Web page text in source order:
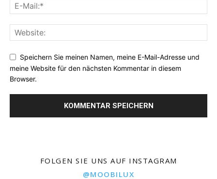
Speichern Sie meinen Namen, meine E-Mail-Adresse und
meine Website für den nächsten Kommentar in diesem
Browser.
FOLGEN SIE UNS AUF INSTAGRAM
@MOOBILUX